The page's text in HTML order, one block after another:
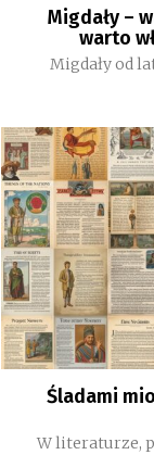
Migdały –
warto
Migdały od
Śladami
W literaturze,